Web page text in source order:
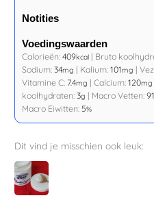
Notities
Voedingswaarden
Calorieën:409kcal | Bruto
Sodium:34mg | Kalium:101mg |
Vitamine C: 7.4mg |Calcium:120mg
koolhydraten:3g | Macro Vetten:
Macro Eiwitten: 5%
Dit vind je misschien ook leuk: